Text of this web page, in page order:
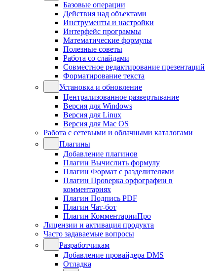
Базовые операции
Действия над объектами
Инструменты и настройки
Интерфейс программы
Математические формулы
Полезные советы
Работа со слайдами
Совместное редактирование презентаций
Форматирование текста
Установка и обновление
Централизованное развертывание
Версия для Windows
Версия для Linux
Версия для Mac OS
Работа с сетевыми и облачными каталогами
Плагины
Добавление плагинов
Плагин Вычислить формулу
Плагин Формат с разделителями
Плагин Проверка орфографии в
комментариях
Плагин Подпись PDF
Плагин Чат-бот
Плагин КомментарииПро
Лицензии и активация продукта
Часто задаваемые вопросы
Разработчикам
Добавление провайдера DMS
Отладка